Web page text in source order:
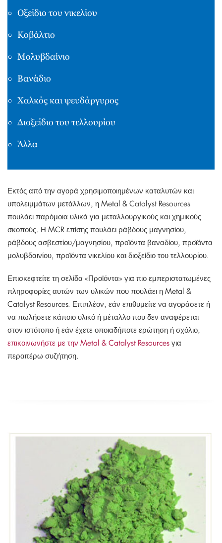
Οξείδιο του νικελίου
Κοβάλτιο
Μολυβδαίνιο
Βανάδιο
Χαλκός και ψευδάργυρος
Διοξείδιο του τελλουρίου
Άλλα
Εκτός από την αγορά χρησιμοποιημένων καταλυτών και
υπολειμμάτων μετάλλων, η Metal & Catalyst Resources
πουλάει παρόμοια υλικά για μεταλλουργικούς και χημικούς
σκοπούς. Η MCR επίσης πουλάει ράβδους μαγνησίου,
ράβδους ασβεστίου/μαγνησίου, προϊόντα βαναδίου, προϊόντα
μολυβδαινίου, προϊόντα νικελίου και διοξείδιο του τελλουρίου.
Επισκεφτείτε τη σελίδα «Προϊόντα» για πιο εμπεριστατωμένες
πληροφορίες αυτών των υλικών που πουλάει η Metal &
Catalyst Resources. Επιπλέον, εάν επιθυμείτε να αγοράσετε ή
να πωλήσετε κάποιο υλικό ή μέταλλο που δεν αναφέρεται
στον ιστότοπο ή εάν έχετε οποιαδήποτε ερώτηση ή σχόλιο,
επικοινωνήστε με την Metal & Catalyst Resources για
περαιτέρω συζήτηση.